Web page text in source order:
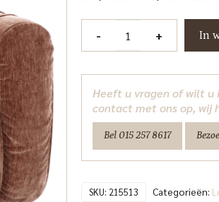
-
straight
coffee
Richmond
+ In
Heeft u vragen of wilt u
contact met ons op, wij
Bel 015 257 8617
SKU: 215513 Categorieën: